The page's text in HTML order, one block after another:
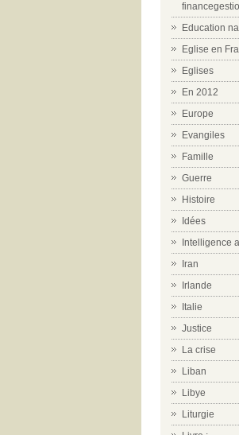
Education
Eglise en
Eglises
En 2012
Europe
Evangiles
Famille
Guerre
Histoire
Idées
Intelligence
Iran
Irlande
Italie
Justice
La crise
Liban
Libye
Liturgie